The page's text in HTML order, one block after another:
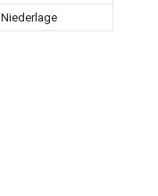
Niederlage